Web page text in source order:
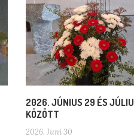
2026. JÚNIUS 29 ÉS
KÖZÖTT
2026. Juni 30